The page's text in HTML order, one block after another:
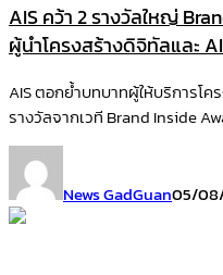
AIS คว้า 2 รางวัลใหญ่
ผู้นำโครงสร้างดิจิทัลและ AI
AIS ตอกย้ำบทบาทผู้ให้บริการโ
รางวัลจากเวที Brand Inside
News GadGuan05/